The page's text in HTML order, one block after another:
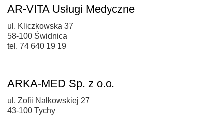
AR-VITA Usługi Medyczne
ul. Kliczkowska 37
58-100 Świdnica
tel. 74 640 19 19
ARKA-MED Sp. z o.o.
ul. Zofii Nałkowskiej 27
43-100 Tychy